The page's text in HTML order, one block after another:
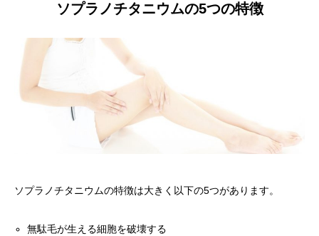
ソプラノチタニウムの5つの特徴
ソプラノチタニウムの特徴は大きく以下の5つがあります。
無駄毛が生える細胞を破壊する